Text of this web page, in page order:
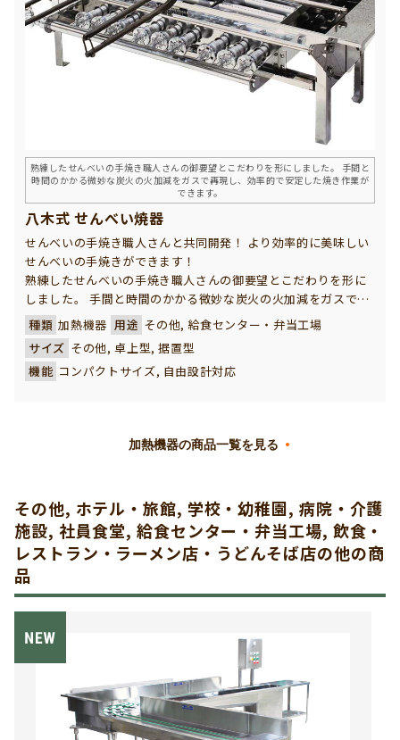
熟練したせんべいの手焼き職人さんの御要望とこだわりを形にしました。 手間と
時間のかかる微妙な炭火の火加減をガスで再現し、効率的で安定した焼き作業が
できます。
八木式 せんべい焼器
せんべいの手焼き職人さんと共同開発！ より効率的に美味しい
せんべいの手焼きができます！
熟練したせんべいの手焼き職人さんの御要望とこだわりを形に
しました。 手間と時間のかかる微妙な炭火の火加減をガスで再
現し、効率的で安定した焼き作業ができます。 また、機能性だ
けではなく、店頭販売など視覚的なアピールにも大いに役立
ち、集客効果は抜群で商売御繁盛のお手伝いをします。
種類 加熱機器 用途 その他, 給食センター・弁当工場
サイズ その他, 卓上型, 据置型
機能 コンパクトサイズ, 自由設計対応
加熱機器の商品一覧を見る
その他, ホテル・旅館, 学校・幼稚園, 病院・介護
施設, 社員食堂, 給食センター・弁当工場, 飲食・
レストラン・ラーメン店・うどんそば店の他の商
品